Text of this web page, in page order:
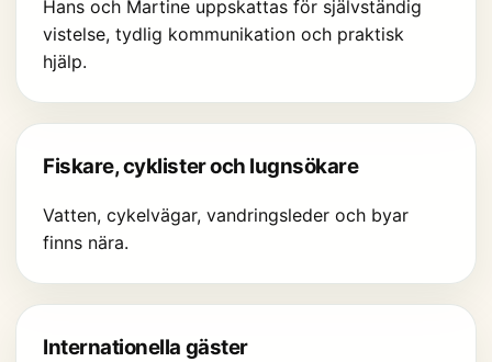
Hans och Martine uppskattas för självständig
vistelse, tydlig kommunikation och praktisk
hjälp.
Fiskare, cyklister och lugnsökare
Vatten, cykelvägar, vandringsleder och byar
finns nära.
Internationella gäster